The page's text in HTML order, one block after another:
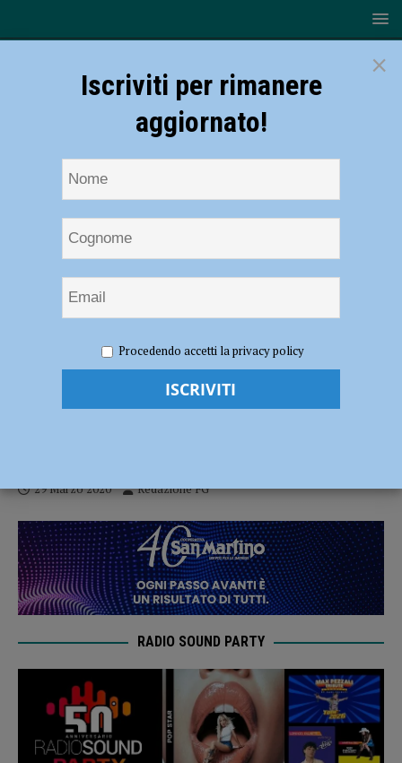
Coronavirus, non c’è tregua per Piacenza: altri 26 decessi nella nostra
provincia
Coronavirus, non c’è tregua per Piacenza:
29 Marzo 2020 Redazione FG
RADIO SOUND PARTY
×
Iscriviti per rimanere
aggiornato!
Procedendo accetti la privacy policy